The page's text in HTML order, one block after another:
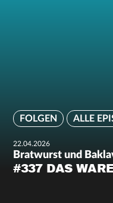
FOLGEN ALLE
22.04.2026
Bratwurst und
#337 DAS